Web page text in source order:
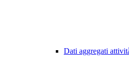
Dati aggregati